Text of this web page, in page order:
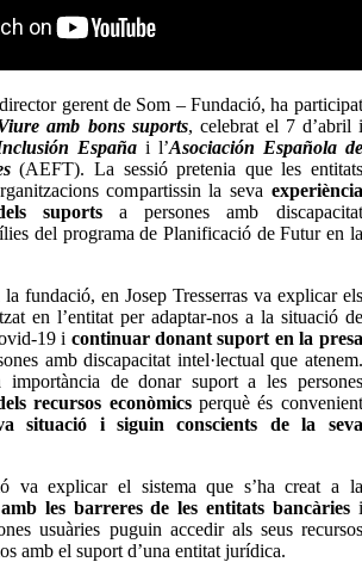
gerent de Som – Fundació, ha participat
amb bons suports, celebrat el 7 d’abril i
España i l’Asociación Española de
(AEFT). La sessió pretenia que les entitats
compartissin la seva experiència
suportsa persones amb discapacitat
del programa de Planificació de Futur en la
la fundació, en Josep Tresserras va explicar els
en l’entitat per adaptar-nos a la situació de
19 i continuar donant suport en la presa
amb discapacitat intel·lectual que atenem.
importància de donar suport a les persones
recursos econòmicsperquè és convenient
situació i siguin conscients de la seva
va explicar el sistema que s’ha creat a la
les barreres de les entitats bancàriesi
usuàries puguin accedir als seus recursos
amb el suport d’una entitat jurídica.